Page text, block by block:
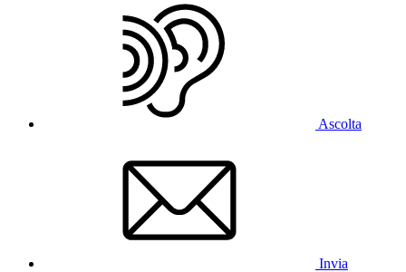
Ascolta
Invia